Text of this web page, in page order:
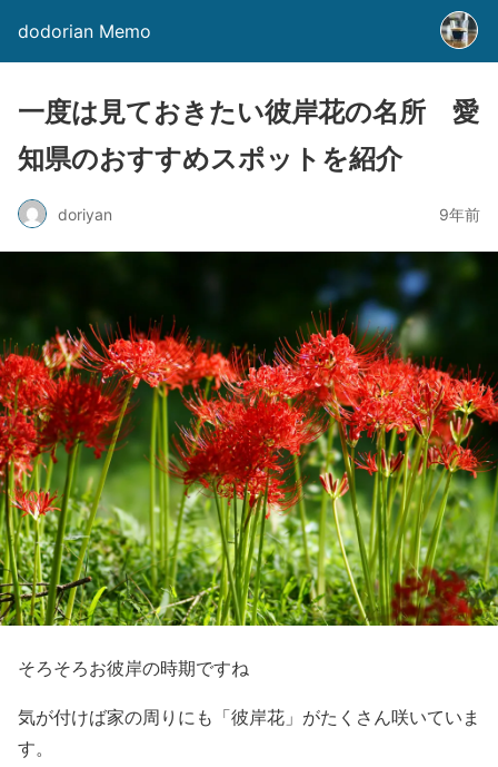
dodorian Memo
一度は見ておきたい彼岸花の名所 愛
知県のおすすめスポットを紹介
doriyan 9年前
そろそろお彼岸の時期ですね
気が付けば家の周りにも「彼岸花」がたくさん咲いていま
す。